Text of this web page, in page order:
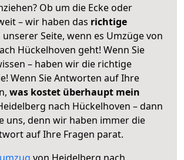
Ob um die Ecke oder
– wir haben das richtige
unserer Seite, wenn es Umzüge von
Hückelhoven geht! Wenn Sie
– haben wir die richtige
Wenn Sie Antworten auf Ihre
was kostet überhaupt mein
nach Hückelhoven – dann
uns, denn wir haben immer die
auf Ihre Fragen parat.